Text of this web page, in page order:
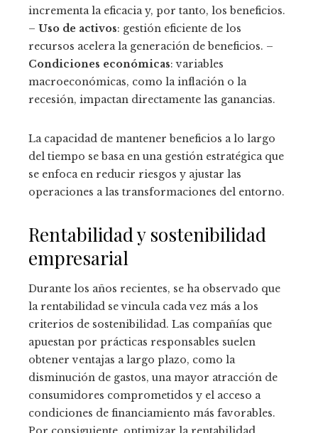
incrementa la eficacia y, por tanto, los beneficios.
– Uso de activos: gestión eficiente de los
recursos acelera la generación de beneficios. –
Condiciones económicas: variables
macroeconómicas, como la inflación o la
recesión, impactan directamente las ganancias.
La capacidad de mantener beneficios a lo largo
del tiempo se basa en una gestión estratégica que
se enfoca en reducir riesgos y ajustar las
operaciones a las transformaciones del entorno.
Rentabilidad y sostenibilidad
empresarial
Durante los años recientes, se ha observado que
la rentabilidad se vincula cada vez más a los
criterios de sostenibilidad. Las compañías que
apuestan por prácticas responsables suelen
obtener ventajas a largo plazo, como la
disminución de gastos, una mayor atracción de
consumidores comprometidos y el acceso a
condiciones de financiamiento más favorables.